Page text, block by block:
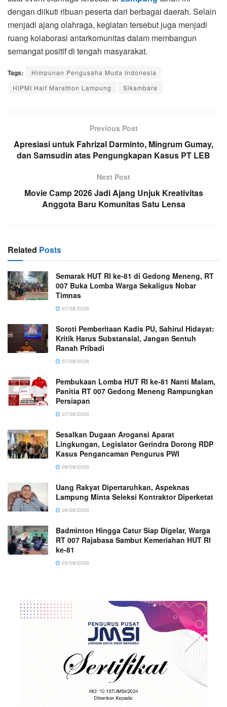
dengan diikuti ribuan peserta dari berbagai daerah. Selain
menjadi ajang olahraga, kegiatan tersebut juga menjadi
ruang kolaborasi antarkomunitas dalam membangun
semangat positif di tengah masyarakat.
Tags:
Himpunan Pengusaha Muda Indonesia
HIPMI Half Marathon Lampung
Sikambara
Previous Post
Apresiasi untuk Fahrizal Darminto, Mingrum Gumay,
dan Samsudin atas Pengungkapan Kasus PT LEB
Next Post
Movie Camp 2026 Jadi Ajang Unjuk Kreativitas
Anggota Baru Komunitas Satu Lensa
Related Posts
Semarak HUT RI ke-81 di Gedong Meneng, RT
007 Buka Lomba Warga Sekaligus Nobar
Timnas
07/08/2026
Soroti Pemberitaan Kadis PU, Sahirul Hidayat:
Kritik Harus Substansial, Jangan Sentuh
Ranah Pribadi
07/08/2026
Pembukaan Lomba HUT RI ke-81 Nanti Malam,
Panitia RT 007 Gedong Meneng Rampungkan
Persiapan
07/08/2026
Sesalkan Dugaan Arogansi Aparat
Lingkungan, Legislator Gerindra Dorong RDP
Kasus Pengancaman Pengurus PWI
06/08/2026
Uang Rakyat Dipertaruhkan, Aspeknas
Lampung Minta Seleksi Kontraktor Diperketat
06/08/2026
Badminton Hingga Catur Siap Digelar, Warga
RT 007 Rajabasa Sambut Kemeriahan HUT RI
ke-81
05/08/2026